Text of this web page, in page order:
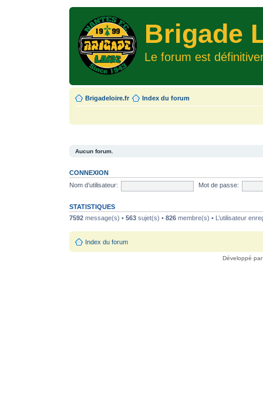
Brigade
Le forum est
Brigadeloire.fr Index du forum
Aucun forum.
CONNEXION
Nom d’utilisateur:
Mot de passe:
STATISTIQUES
7592 message(s) • 563 sujet(s) • 826 membre(s) • L’utilisateur
Index du forum
Développé